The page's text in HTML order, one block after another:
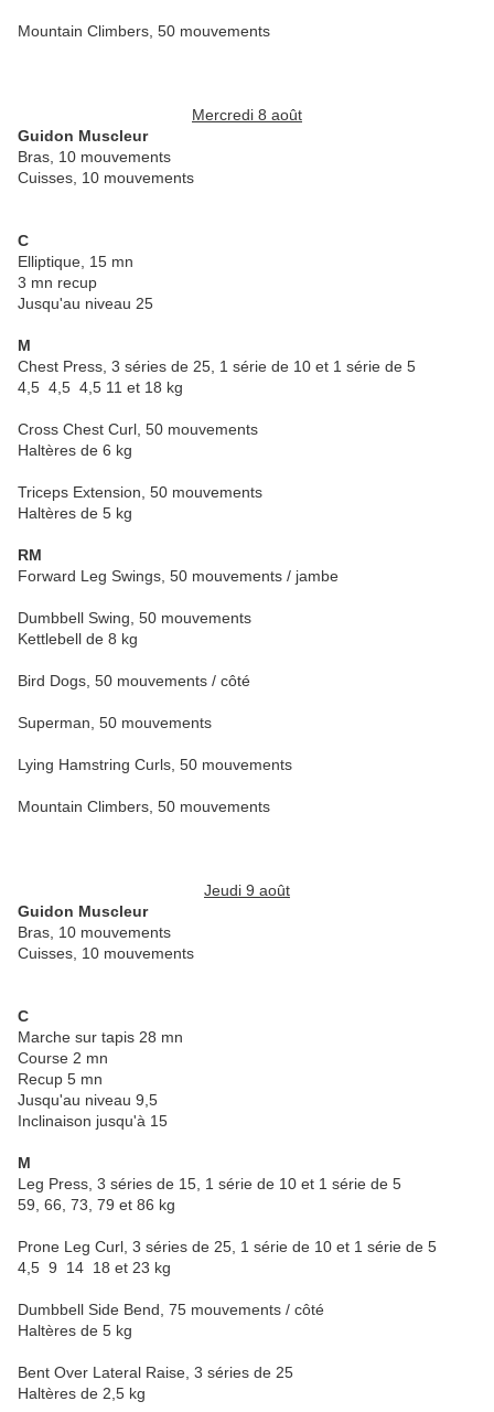
Mountain Climbers, 50 mouvements
Mercredi 8 août
Guidon Muscleur
Bras, 10 mouvements
Cuisses, 10 mouvements
C
Elliptique, 15 mn
3 mn recup
Jusqu'au niveau 25
M
Chest Press, 3 séries de 25, 1 série de 10 et 1 série de 5
4,5 4,5 4,5 11 et 18 kg
Cross Chest Curl, 50 mouvements
Haltères de 6 kg
Triceps Extension, 50 mouvements
Haltères de 5 kg
RM
Forward Leg Swings, 50 mouvements / jambe
Dumbbell Swing, 50 mouvements
Kettlebell de 8 kg
Bird Dogs, 50 mouvements / côté
Superman, 50 mouvements
Lying Hamstring Curls, 50 mouvements
Mountain Climbers, 50 mouvements
Jeudi 9 août
Guidon Muscleur
Bras, 10 mouvements
Cuisses, 10 mouvements
C
Marche sur tapis 28 mn
Course 2 mn
Recup 5 mn
Jusqu'au niveau 9,5
Inclinaison jusqu'à 15
M
Leg Press, 3 séries de 15, 1 série de 10 et 1 série de 5
59, 66, 73, 79 et 86 kg
Prone Leg Curl, 3 séries de 25, 1 série de 10 et 1 série de 5
4,5 9 14 18 et 23 kg
Dumbbell Side Bend, 75 mouvements / côté
Haltères de 5 kg
Bent Over Lateral Raise, 3 séries de 25
Haltères de 2,5 kg